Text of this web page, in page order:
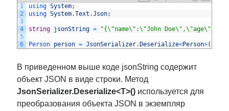
1
2
3
4
5
6
using System;
using System.Text .Json;
string jsonString = "{\"name\":\"John
Person person = JsonSerializer. Deserialize<Person>(
В приведенном выше коде jsonString содержит
объект JSON в виде строки. Метод
JsonSerializer.Deserialize<T>() используется для
преобразования объекта JSON в экземпляр